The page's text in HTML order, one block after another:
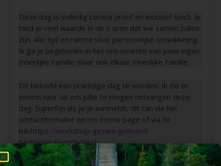
Deze dag is volledig corona proof en inclusief lunch. Ik
bied je veel waarde in de 6 uren dat we samen zullen
zijn. Alle tijd en ruimte voor persoonlijke ontwikkeling.
Ik ga je begeleiden in het ont-moeten van jouw eigen
Innerlijke Familie maar ook elkaar Innerlijke Familie.
Dit beloofd een prachtige dag te worden. Ik zie er
enorm naar uit om jullie te mogen ontvangen deze
dag. Superfijn als je je aanmeldt, dit can via het
contactformulier op mn Home page of via de
link:https://workshop-gezien-gehoord-
begrepen.eventbrite.nl